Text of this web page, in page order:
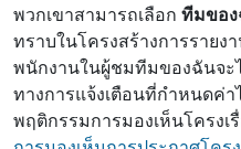
พวกเขาสามารถเลือก ทีมขอ
ทราบในโครงสร้างการรายง
พนักงานในผู้ชมทีมของฉันจะ
ทางการแจ้งเตือนที่กําหนดค่า
พฤติกรรมการมองเห็นโครงเ